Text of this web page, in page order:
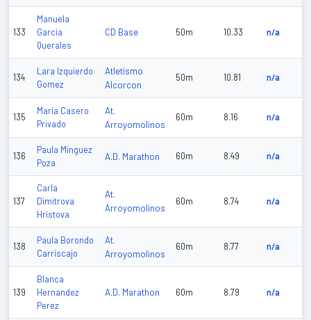
133
Manuela
Garcia
Querales
CD Base 50m 10.33 n/a
134
Lara Izquierdo
Gomez
Atletismo
Alcorcon
50m 10.81 n/a
135
Maria Casero
Privado
At.
Arroyomolinos
60m 8.16 n/a
136
Paula Minguez
Poza
A.D. Marathon 60m 8.49 n/a
137
Carla
Dimitrova
Hristova
At.
Arroyomolinos
60m 8.74 n/a
138
Paula Borondo
Carriscajo
At.
Arroyomolinos
60m 8.77 n/a
139
Blanca
Hernandez
Perez
A.D. Marathon 60m 8.79 n/a